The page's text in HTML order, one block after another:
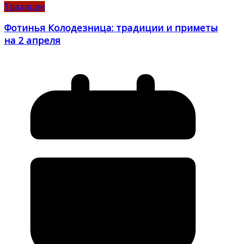
Традиции
Фотинья Колодезница: традиции и приметы
на 2 апреля